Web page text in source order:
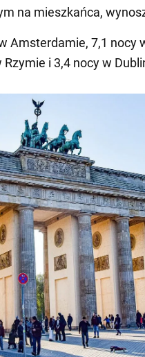
na mieszkańca,
Amsterdamie, 7,1 nocy
i 3,4 nocy w